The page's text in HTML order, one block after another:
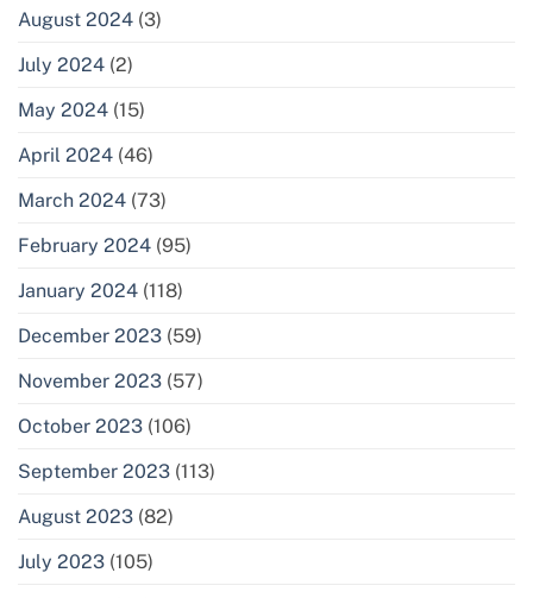
August 2024 (3)
July 2024 (2)
May 2024 (15)
April 2024 (46)
March 2024 (73)
February 2024 (95)
January 2024 (118)
December 2023 (59)
November 2023 (57)
October 2023 (106)
September 2023 (113)
August 2023 (82)
July 2023 (105)